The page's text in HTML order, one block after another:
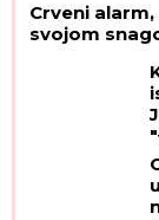
Crveni
svojom
i